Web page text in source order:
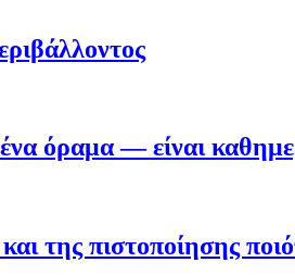
όραμα — είναι
της πιστοποίησης